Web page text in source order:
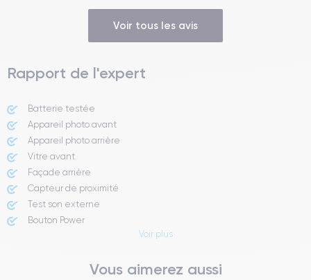
Voir tous les avis
Rapport de l'expert
Batterie testée
Appareil photo avant
Appareil photo arrière ​
Vitre avant ​
Façade arrière
Capteur de proximité
Test son externe
Bouton Power
Boutons volume
Voir plus
Vous aimerez aussi